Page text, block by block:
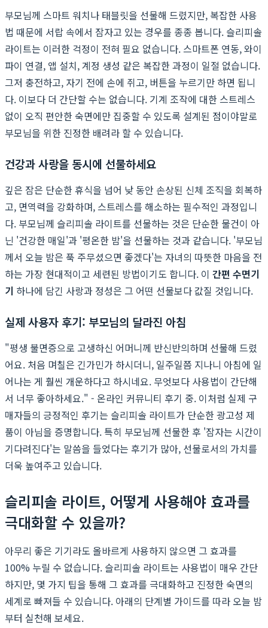
부모님께 스마트 워치나 태블릿을 선물해 드렸지만, 복잡한 사용
법 때문에 서랍 속에서 잠자고 있는 경우를 종종 봅니다. 슬리피솔
라이트는 이러한 걱정이 전혀 필요 없습니다. 스마트폰 연동, 와이
파이 연결, 앱 설치, 계정 생성 같은 복잡한 과정이 일절 없습니다.
그저 충전하고, 자기 전에 손에 쥐고, 버튼을 누르기만 하면 됩니
다. 이보다 더 간단할 수는 없습니다. 기계 조작에 대한 스트레스
없이 오직 편안한 숙면에만 집중할 수 있도록 설계된 점이야말로
부모님을 위한 진정한 배려라 할 수 있습니다.
건강과 사랑을 동시에 선물하세요
깊은 잠은 단순한 휴식을 넘어 낮 동안 손상된 신체 조직을 회복하
고, 면역력을 강화하며, 스트레스를 해소하는 필수적인 과정입니
다. 부모님께 슬리피솔 라이트를 선물하는 것은 단순한 물건이 아
닌 '건강한 매일'과 '평온한 밤'을 선물하는 것과 같습니다. '부모님
께서 오늘 밤은 푹 주무셨으면 좋겠다'는 자녀의 따뜻한 마음을 전
하는 가장 현대적이고 세련된 방법이기도 합니다. 이 간편 수면기
기 하나에 담긴 사랑과 정성은 그 어떤 선물보다 값질 것입니다.
실제 사용자 후기: 부모님의 달라진 아침
"평생 불면증으로 고생하신 어머니께 반신반의하며 선물해 드렸
어요. 처음 며칠은 긴가민가 하시더니, 일주일쯤 지나니 아침에 일
어나는 게 훨씬 개운하다고 하시네요. 무엇보다 사용법이 간단해
서 너무 좋아하세요." - 온라인 커뮤니티 후기 중. 이처럼 실제 구
매자들의 긍정적인 후기는 슬리피솔 라이트가 단순한 광고성 제
품이 아님을 증명합니다. 특히 부모님께 선물한 후 '잠자는 시간이
기다려진다'는 말씀을 들었다는 후기가 많아, 선물로서의 가치를
더욱 높여주고 있습니다.
슬리피솔 라이트, 어떻게 사용해야 효과를
극대화할 수 있을까?
아무리 좋은 기기라도 올바르게 사용하지 않으면 그 효과를
100% 누릴 수 없습니다. 슬리피솔 라이트는 사용법이 매우 간단
하지만, 몇 가지 팁을 통해 그 효과를 극대화하고 진정한 숙면의
세계로 빠져들 수 있습니다. 아래의 단계별 가이드를 따라 오늘 밤
부터 실천해 보세요.